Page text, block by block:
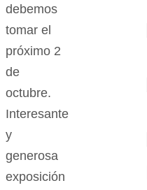
debemos
tomar el
próximo 2
de
octubre.
Interesante
y
generosa
exposición